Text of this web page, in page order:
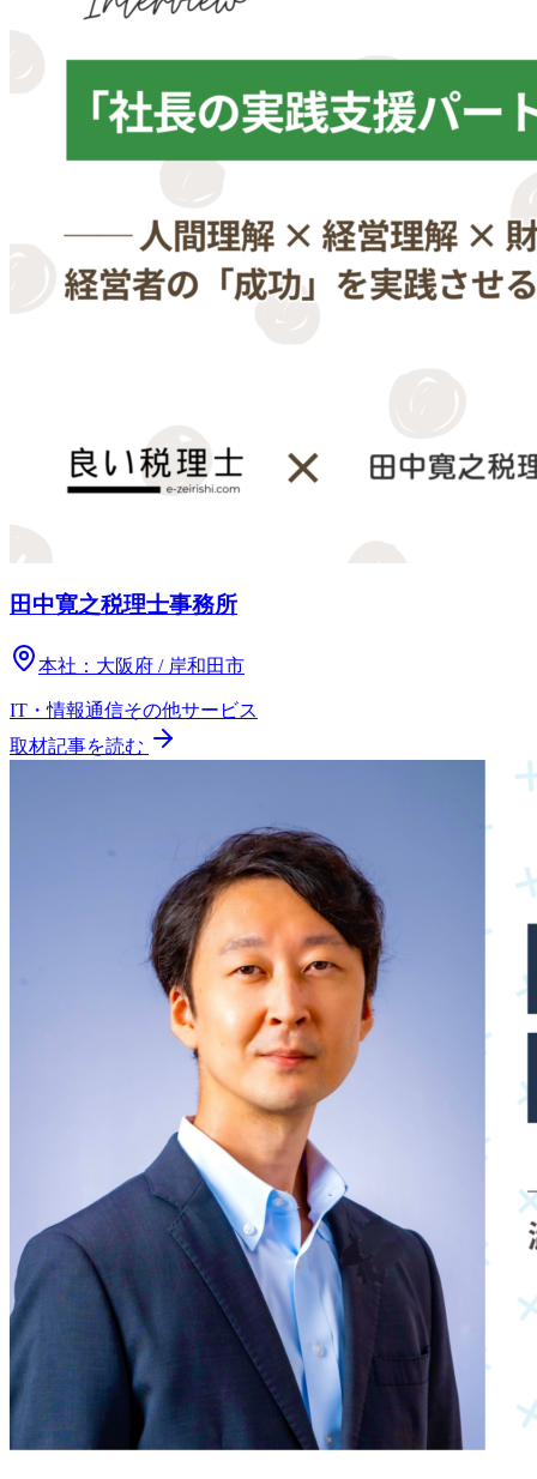
田中寛之税理士事務所
本社： 大阪府 / 岸和田市
IT・情報通信その他サービス
取材記事を読む